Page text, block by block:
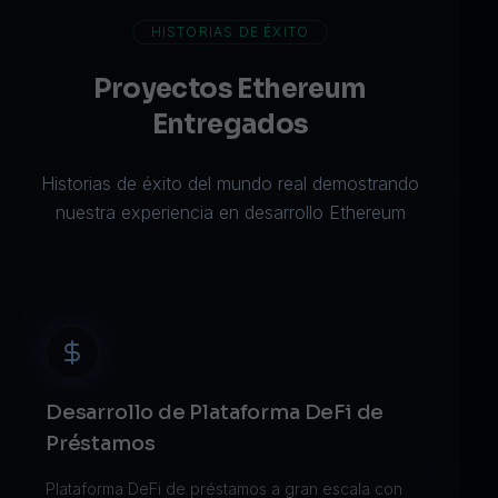
HISTORIAS DE ÉXITO
Proyectos Ethereum
Entregados
Historias de éxito del mundo real demostrando
nuestra experiencia en desarrollo Ethereum
Desarrollo de Plataforma DeFi de
Préstamos
Plataforma DeFi de préstamos a gran escala con